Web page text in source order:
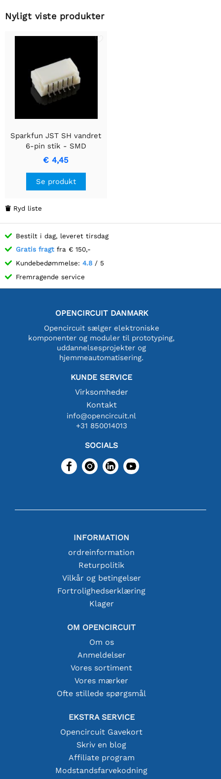
Nyligt viste produkter
Sparkfun JST SH vandret
6-pin stik - SMD
€ 4,45
Se produkt
 Ryd liste
Bestilt i dag, leveret tirsdag
Gratis fragt fra € 150,-
Kundebedømmelse: 4.8 / 5
Fremragende service
OPENCIRCUIT DANMARK
Opencircuit sælger elektroniske
komponenter og moduler til prototyping,
uddannelsesprojekter og
hjemmeautomatisering.
KUNDE SERVICE
Virksomheder
Kontakt
info@opencircuit.nl
+31 850014013
SOCIALS
INFORMATION
ordreinformation
Returpolitik
Vilkår og betingelser
Fortrolighedserklæring
Klager
OM OPENCIRCUIT
Om os
Anmeldelser
Vores sortiment
Vores mærker
Ofte stillede spørgsmål
EKSTRA SERVICE
Opencircuit Gavekort
Skriv en blog
Affiliate program
Modstandsfarvekodning